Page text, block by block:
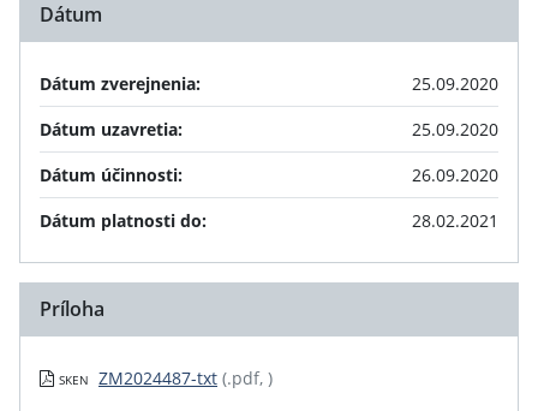
Dátum
Dátum zverejnenia:
25.09.2020
Dátum uzavretia:
25.09.2020
Dátum účinnosti:
26.09.2020
Dátum platnosti do:
28.02.2021
Príloha
SKEN ZM2024487-txt (.pdf, )